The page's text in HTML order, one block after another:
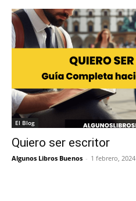
El Blog
Quiero ser escritor
Algunos Libros Buenos - 1 febrero, 2024